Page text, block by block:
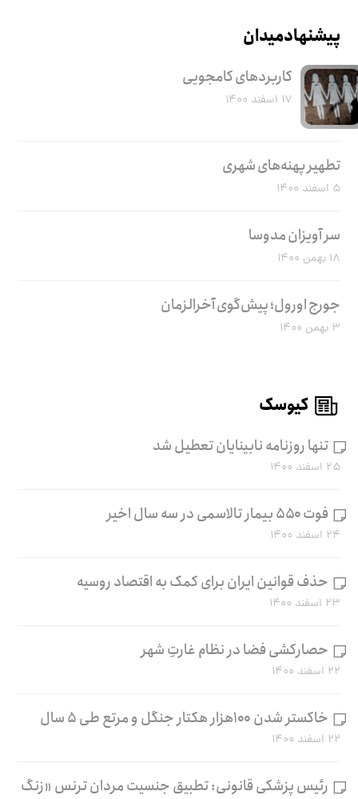
پیشنهاد میدان
کاربرد‌های کامجویی
۱۷ اسفند ۱۴۰۰
تطهیر پهنه‌های شهری
۵ اسفند ۱۴۰۰
سر آویزان مدوسا
۱۸ بهمن ۱۴۰۰
جورج اورول؛ پیش‌گوی آخرالزمان
۳ بهمن ۱۴۰۰
کیوسک
تنها روزنامه نابینایان تعطیل شد
۲۵ اسفند ۱۴۰۰
فوت ۵۵۰ بیمار تالاسمی در سه سال اخیر
۲۴ اسفند ۱۴۰۰
حذف قوانین ایران برای کمک به اقتصاد روسیه
۲۳ اسفند ۱۴۰۰
حصارکشی فضا در نظام غارتِ شهر
۲۲ اسفند ۱۴۰۰
خاکستر شدن ۱۰۰هزار هکتار جنگل و مرتع طی ۵ سال
۲۲ اسفند ۱۴۰۰
رئیس پزشکی قانونی: تطبیق جنسیت مردان ترنس «زنگ